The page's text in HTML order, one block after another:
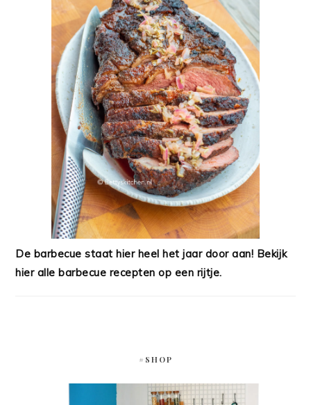
De barbecue staat hier heel het jaar door aan! Bekijk
hier alle barbecue recepten op een rijtje.
#SHOP